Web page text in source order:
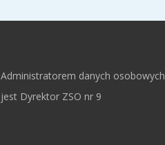
Administratorem danych osobowych
jest Dyrektor ZSO nr 9